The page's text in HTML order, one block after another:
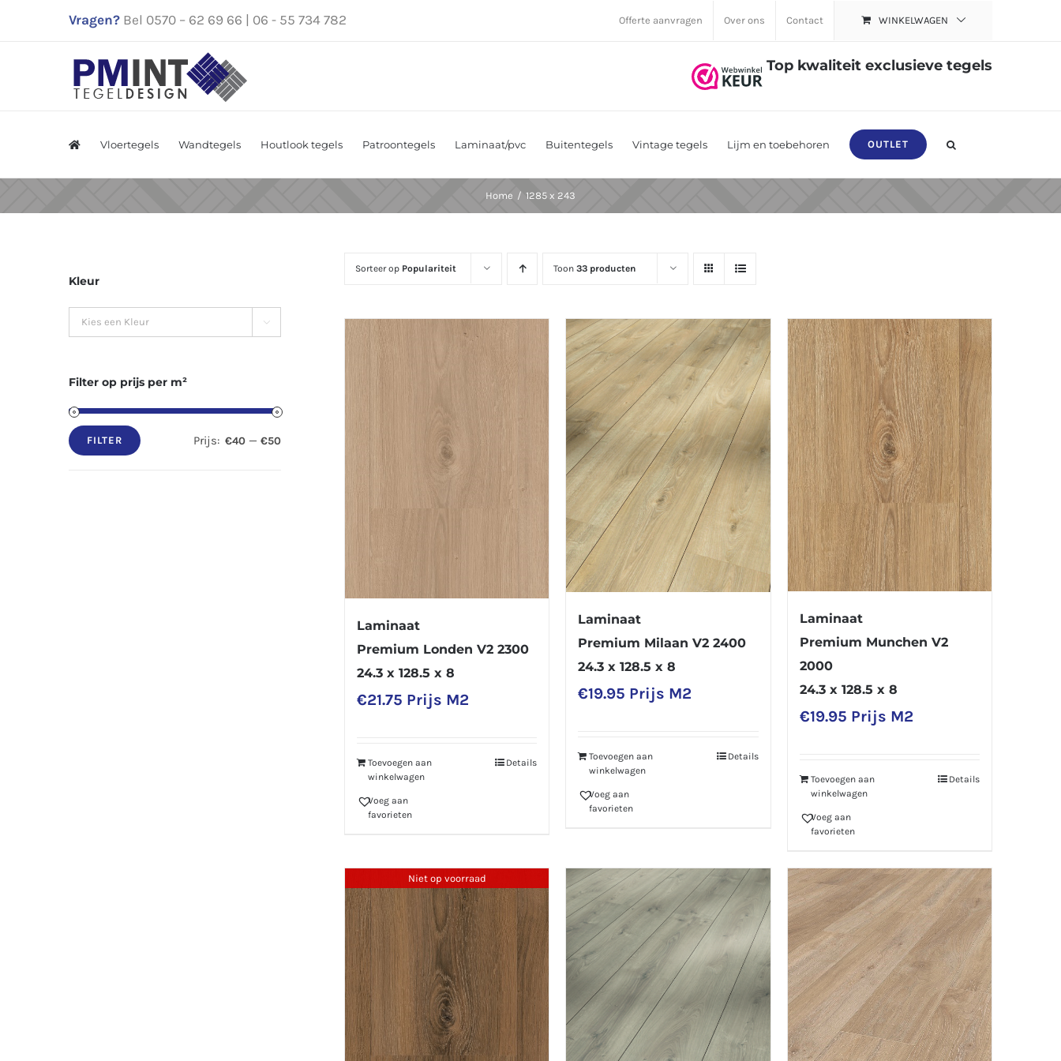
Vragen? Bel 0570 – 62 69 66 | 06 - 55 734 782 Offerte aanvragen Over ons Contact WINKELWAGEN
Top kwaliteit exclusieve tegels
Vloertegels Wandtegels Houtlook tegels Patroontegels Laminaat/pvc Buitentegels Vintage tegels Lijm en toebehoren OUTLET
Home 1285 x 243
Sorteer op Populariteit Toon33 producten
Laminaat
Premium Londen V2 2300
24.3 x 128.5 x 8
€21.75 Prijs M2
Toevoegen aan
winkelwagen
Details
Voeg aan
favorieten
Laminaat
Premium Milaan V2 2400
24.3 x 128.5 x 8
€19.95 Prijs M2
Toevoegen aan
winkelwagen
Details
Voeg aan
favorieten
Laminaat
Premium Munchen V2
2000
24.3 x 128.5 x 8
€19.95 Prijs M2
Toevoegen aan
winkelwagen
Details
Voeg aan
favorieten
Niet op voorraad
Kleur

Filter op prijs per m²
Min.
Max.
FILTER Prijs: €40 —€50